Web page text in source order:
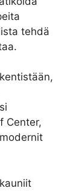
tehdä
Center,